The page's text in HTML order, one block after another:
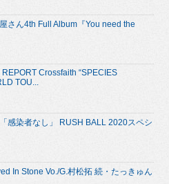
さん4th Full Album『You need the
Crossfaith “SPECIES
TOU...
感染者なし」 RUSH BALL 2020スペシ
In Stone Vo./G.村松拓 続・たっきゅん